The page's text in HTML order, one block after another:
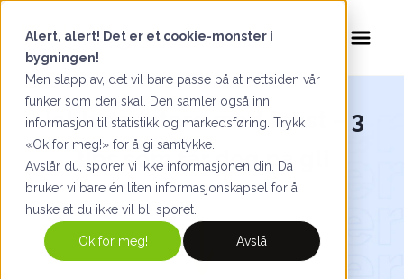
Alert, alert! Det er et cookie-monster i
bygningen!
Men slapp av, det vil bare passe på at nettsiden vår
funker som den skal. Den samler også inn
informasjon til statistikk og markedsføring. Trykk
«Ok for meg!» for å gi samtykke.
Avslår du, sporer vi ikke informasjonen din. Da
bruker vi bare én liten informasjonskapsel for å
huske at du ikke vil bli sporet.
Ok for meg! Avslå
Jobb smartere med tekst – 3
tips som får deg på gli